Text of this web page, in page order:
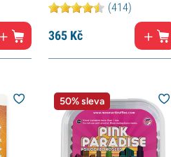
(414)
365Kč
50% sleva